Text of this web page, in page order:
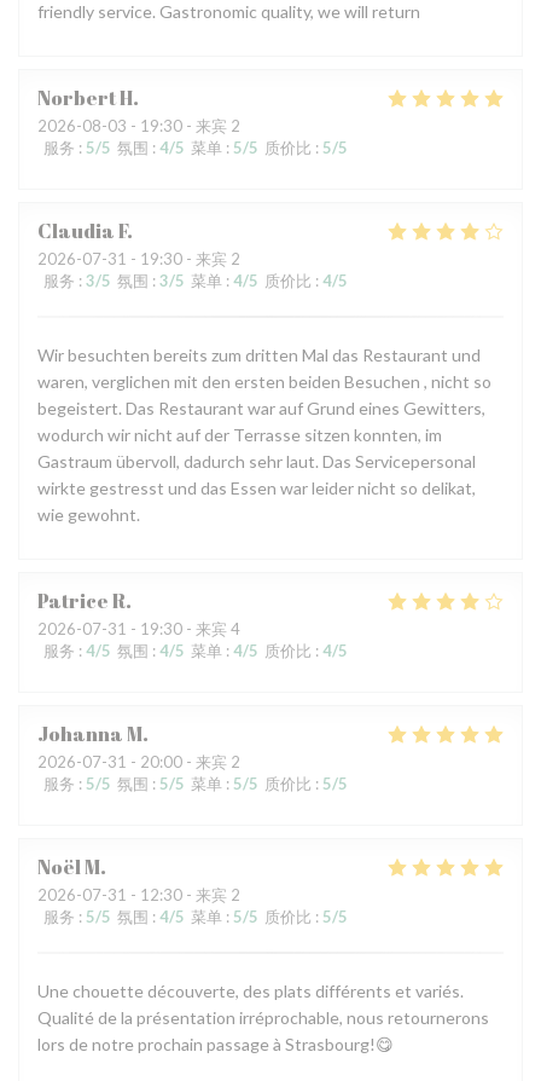
friendly service. Gastronomic quality, we will return
NorbertH
2026-08-03 - 19:30 - 来宾 2
服务 : 5/5 氛围 : 4/5 菜单 : 5/5 质价比 : 5/5
ClaudiaF
2026-07-31 - 19:30 - 来宾 2
服务 : 3/5 氛围 : 3/5 菜单 : 4/5 质价比 : 4/5
Wir besuchten bereits zum dritten Mal das Restaurant und
waren, verglichen mit den ersten beiden Besuchen , nicht so
begeistert. Das Restaurant war auf Grund eines Gewitters,
wodurch wir nicht auf der Terrasse sitzen konnten, im
Gastraum übervoll, dadurch sehr laut. Das Servicepersonal
wirkte gestresst und das Essen war leider nicht so delikat,
wie gewohnt.
PatriceR
2026-07-31 - 19:30 - 来宾 4
服务 : 4/5 氛围 : 4/5 菜单 : 4/5 质价比 : 4/5
JohannaM
2026-07-31 - 20:00 - 来宾 2
服务 : 5/5 氛围 : 5/5 菜单 : 5/5 质价比 : 5/5
NoëlM
2026-07-31 - 12:30 - 来宾 2
服务 : 5/5 氛围 : 4/5 菜单 : 5/5 质价比 : 5/5
Une chouette découverte, des plats différents et variés.
Qualité de la présentation irréprochable, nous retournerons
lors de notre prochain passage à Strasbourg!😋